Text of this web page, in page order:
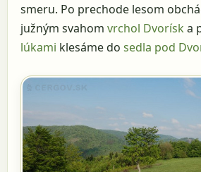
smeru. Po prechode lesom
južným svahom vrchol Dvorísk a
lúkami klesáme do sedla pod